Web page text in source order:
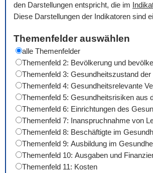
den Darstellungen entspricht, die im
Diese Darstellungen der Indikatoren sind
Themenfelder auswählen
alle Themenfelder
Themenfeld 2: Bevölkerung und
Themenfeld 3: Gesundheitszustand
Themenfeld 4: Gesundheitsrelevante
Themenfeld 5: Gesundheitsrisiken aus
Themenfeld 6: Einrichtungen des
Themenfeld 7: Inanspruchnahme von
Themenfeld 8: Beschäftigte im
Themenfeld 9: Ausbildung im
Themenfeld 10: Ausgaben und
Themenfeld 11: Kosten